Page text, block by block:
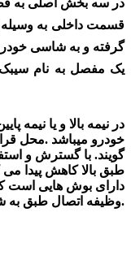
قسمت داخلی به
گرفته و به شاسی
یک مفصل به نام
در نیمه بالا و یا نیمه
خودرو میباشد .محل
گویند. با گسترش و
طبق بالا کاهش پیدا
وظیفه اتصال طبق به شاسی بر عهده آنهاست.